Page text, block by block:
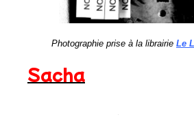
Photographie prise à la librairie Le
Sacha